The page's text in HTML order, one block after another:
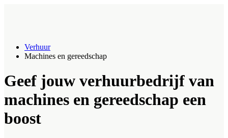
Verhuur
Machines en gereedschap
Geef jouw verhuurbedrijf van
machines en gereedschap een
boost